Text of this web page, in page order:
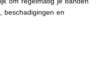
beschadigingen en